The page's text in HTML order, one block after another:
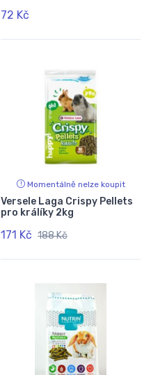
72 Kč
Momentálně nelze koupit
Versele Laga Crispy Pellets
pro králíky 2kg
171 Kč 188 Kč